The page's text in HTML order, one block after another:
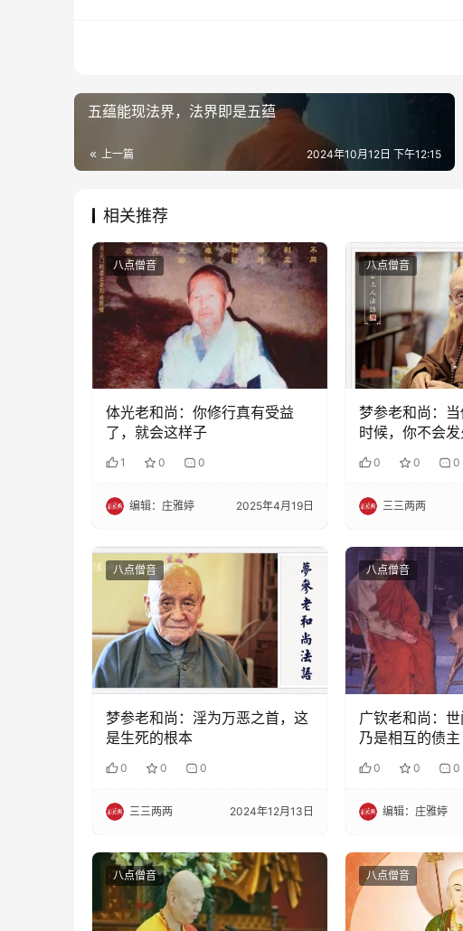
五蕴能现法界，法界即是五蕴
上一篇 2024年10月12日 下午12:15
相关推荐
八点僧音
体光老和尚：你修行真有受益
了，就会这样子
1 0 0
编辑：庄雅婷 2025年4月19日
八点僧音
梦参老和尚：
时候，你不会
0 0 0
三三两两
八点僧音
梦参老和尚：淫为万恶之首，这
是生死的根本
0 0 0
三三两两 2024年12月13日
八点僧音
广钦老和尚：世
乃是相互的债主
0 0 0
编辑：庄雅婷
八点僧音 八点僧音